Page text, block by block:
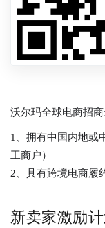
沃尔玛全球电商招商
1、拥有中国内地或
工商户）
2、具有跨境电商履
新卖家激励